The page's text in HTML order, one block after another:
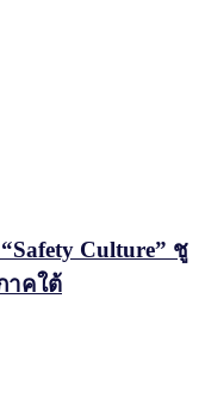
Culture” ชู
าคใต้